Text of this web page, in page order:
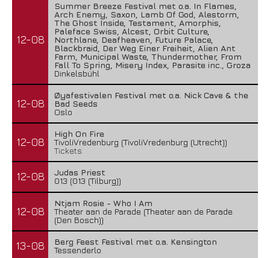
12-08
Summer Breeze Festival met o.a. In Flames,
Arch Enemy, Saxon, Lamb Of God, Alestorm,
The Ghost Inside, Testament, Amorphis,
Paleface Swiss, Alcest, Orbit Culture,
Northlane, Deafheaven, Future Palace,
Blackbraid, Der Weg Einer Freiheit, Alien Ant
Farm, Municipal Waste, Thundermother, From
Fall To Spring, Misery Index, Parasite inc., Groza
Dinkelsbühl
12-08
Øyafestivalen Festival met o.a. Nick Cave & the
Bad Seeds
Oslo
12-08
High On Fire
TivoliVredenburg (TivoliVredenburg (Utrecht))
Tickets
12-08
Judas Priest
013 (013 (Tilburg))
12-08
Ntjam Rosie - Who I Am
Theater aan de Parade (Theater aan de Parade
(Den Bosch))
13-08
Berg Feest Festival met o.a. Kensington
Tessenderlo